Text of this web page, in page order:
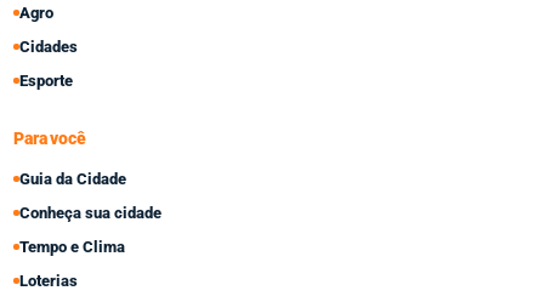
Agro
Cidades
Esporte
Para você
Guia da Cidade
Conheça sua cidade
Tempo e Clima
Loterias